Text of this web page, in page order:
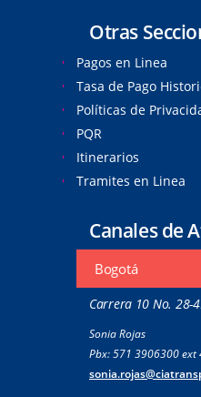
Otras
Pagos en Linea
Tasa de Pago
Políticas de
PQR
Itinerarios
Tramites en Linea
Canales de
Bogotá
Carrera 10 No. 28-
Sonia Rojas
Pbx: 571 3906300 ext